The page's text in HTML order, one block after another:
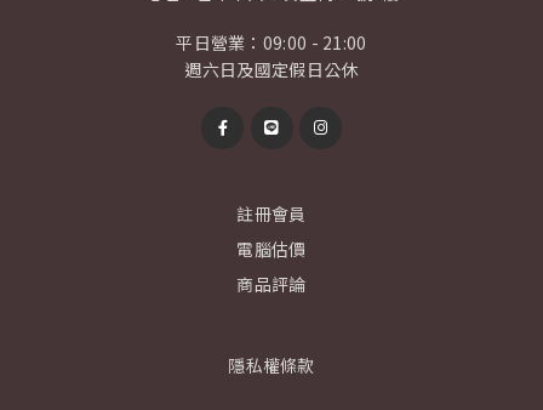
平日營業：09:00 - 21:00
週六日及國定假日公休
註冊會員
電腦估價
商品評論
隱私權條款